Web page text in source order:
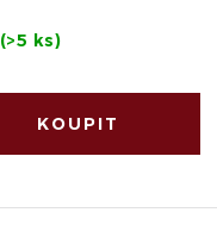
(>5 ks)